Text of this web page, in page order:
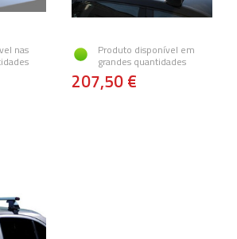
nas Produto disponível em
grandes quantidades
207,50 €